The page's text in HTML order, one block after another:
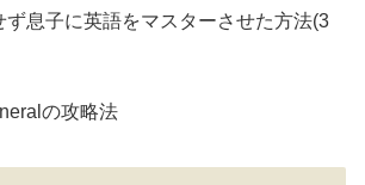
ず息子に英語をマスターさせた方法(3
の攻略法